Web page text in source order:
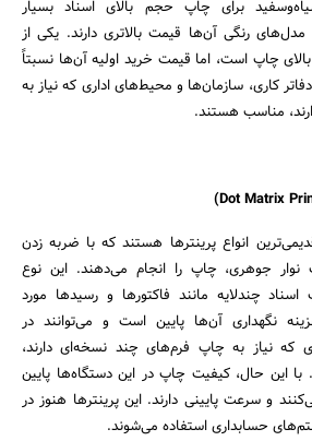
جستجو
برای چاپ حجم بالای اسناد بسیار
رنگی آن‌ها قیمت بالاتری دارند. یکی از
چاپ است، اما قیمت خرید اولیه آن‌ها نسبتاً
کاری، سازمان‌ها و محیط‌های اداری که نیاز به
مناسب هستند.
انواع پرینترها هستند که با ضربه زدن
جوهری، چاپ را انجام می‌دهند. این نوع
اسناد چندلایه مانند فاکتورها و رسیدها مورد
نگهداری آن‌ها پایین است و می‌توانند در
که نیاز به چاپ فرم‌های چند نسخه‌ای دارند،
با این حال، کیفیت چاپ در این دستگاه‌ها پایین
و سرعت پایینی دارند. این پرینترها هنوز در
حسابداری استفاده می‌شوند.